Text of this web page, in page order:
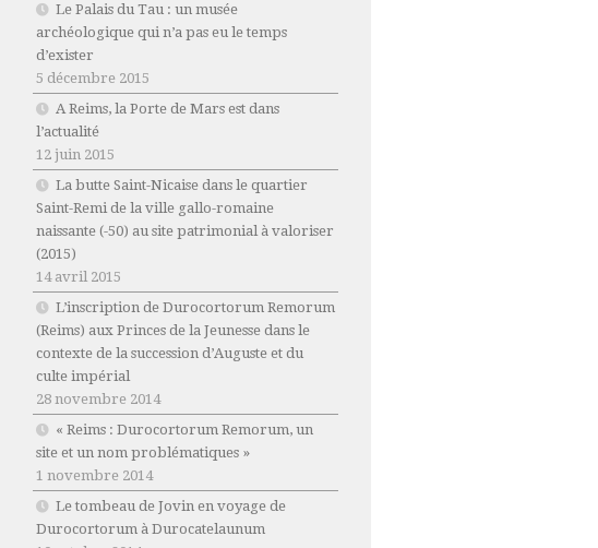
Le Palais du Tau : un musée
archéologique qui n’a pas eu le temps
d’exister
5 décembre 2015
A Reims, la Porte de Mars est dans
l’actualité
12 juin 2015
La butte Saint-Nicaise dans le quartier
Saint-Remi de la ville gallo-romaine
naissante (-50) au site patrimonial à valoriser
(2015)
14 avril 2015
L’inscription de Durocortorum Remorum
(Reims) aux Princes de la Jeunesse dans le
contexte de la succession d’Auguste et du
culte impérial
28 novembre 2014
« Reims : Durocortorum Remorum, un
site et un nom problématiques »
1 novembre 2014
Le tombeau de Jovin en voyage de
Durocortorum à Durocatelaunum